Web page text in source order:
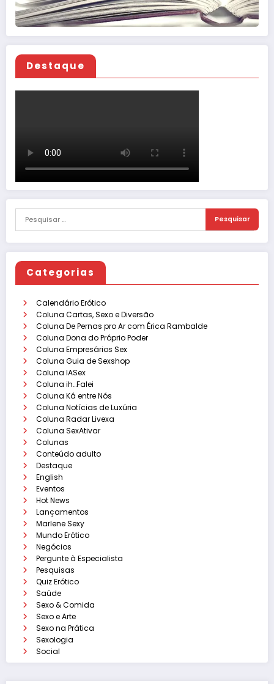
Destaque
Categorias
Calendário Erótico
Coluna Cartas, Sexo e Diversão
Coluna De Pernas pro Ar com Érica Rambalde
Coluna Dona do Próprio Poder
Coluna Empresários Sex
Coluna Guia de Sexshop
Coluna IASex
Coluna ih…Falei
Coluna Ká entre Nós
Coluna Notícias de Luxúria
Coluna Radar Livexa
Coluna SexAtivar
Colunas
Conteúdo adulto
Destaque
English
Eventos
Hot News
Lançamentos
Marlene Sexy
Mundo Erótico
Negócios
Pergunte à Especialista
Pesquisas
Quiz Erótico
Saúde
Sexo & Comida
Sexo e Arte
Sexo na Prática
Sexologia
Social